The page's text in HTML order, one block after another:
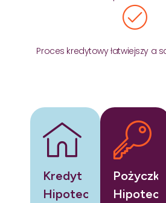
Proces kredytowy łatwiejszy a
Kredyt
Hipoteczny
Pożyczka